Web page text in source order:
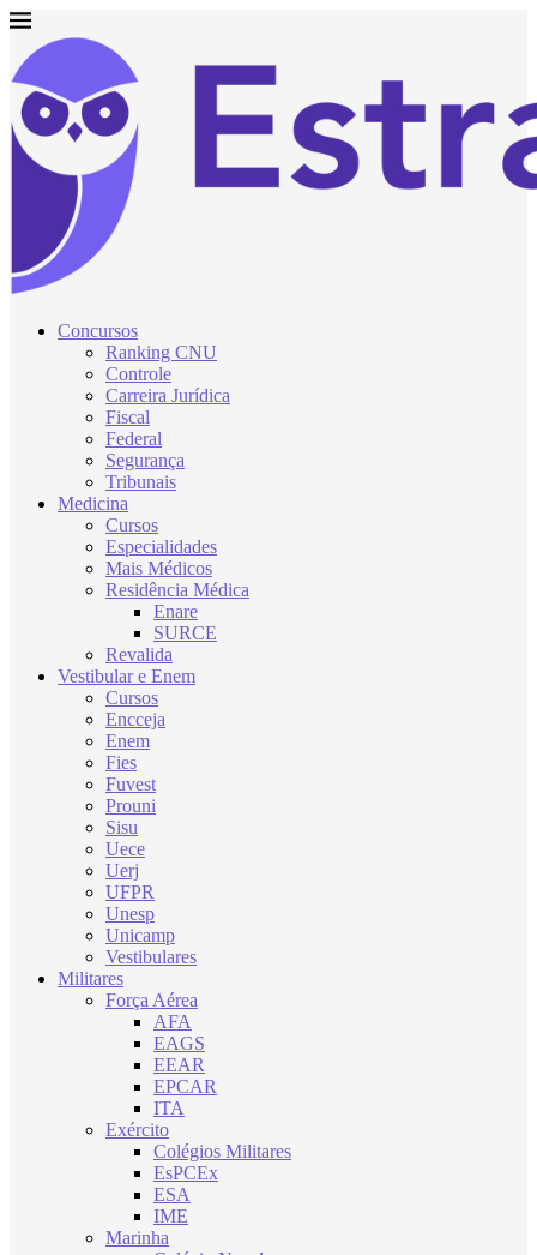
Concursos
Ranking CNU
Controle
Carreira Jurídica
Fiscal
Federal
Segurança
Tribunais
Medicina
Cursos
Especialidades
Mais Médicos
Residência Médica
Enare
SURCE
Revalida
Vestibular e Enem
Cursos
Encceja
Enem
Fies
Fuvest
Prouni
Sisu
Uece
Uerj
UFPR
Unesp
Unicamp
Vestibulares
Militares
Força Aérea
AFA
EAGS
EEAR
EPCAR
ITA
Exército
Colégios Militares
EsPCEx
ESA
IME
Marinha